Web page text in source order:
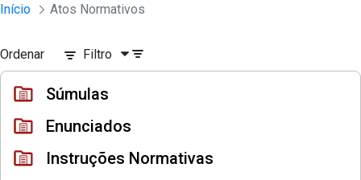
Pular para o Conteúdo principal
Instrumento jurídico - Documentos
Início Atos Normativos
Ordenar Filtro
Súmulas
Enunciados
Instruções Normativas